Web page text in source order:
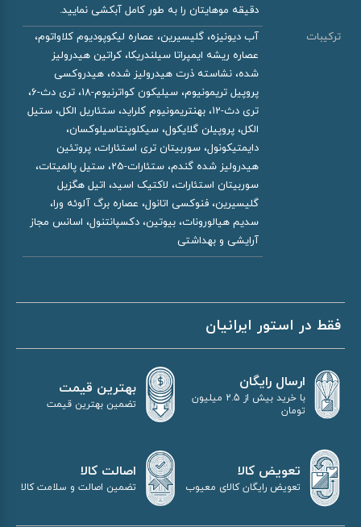
دقیقه موهایتان را به طور کامل آبکشی نمایید.
ترکیبات
آب دیونیزه، گلیسیرین، عصاره لیکوپودیوم کلاواتوم،
عصاره ریشه ایمپراتا سیلندریکا، کراتین هیدرولیز
شده، نشاسته ذرت هیدرولیز شده، هیدروکسی
پروپیل تریمونیوم، سیلیکون کواترنیوم-18، تری دث-6،
تری دث-12، بهنتریمونیوم کلراید، ستئاریل الکل، ستیل
الکل، پروپیلن گلایکول، سیکلوپنتاسیلوکسان،
دایمتیکونول، سوربیتان تری استئارات، پروتئین
هیدرولیز شده گندم، ستئارات-25، ستیل پالمیتات،
سوربیتان استئارات، لاکتیک اسید، اتیل هگزیل
گلیسیرین، فنوکسی اتانول، عصاره برگ آلوئه ورا،
سدیم هیالورونات، بیوتین، دکسپانتنول، اسانس مجاز
آرایشی و بهداشتی
فقط در استور ایرانیان
ارسال رایگان
با خرید بیش از 2.5 میلیون
تومان
بهترین قیمت
تضمین بهترین قیمت
تعویض کالا
تعویض رایگان کالای معیوب
اصالت کالا
تضمین اصالت و سلامت کالا